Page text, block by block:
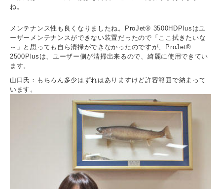
ね。
メンテナンス性も良くなりましたね。ProJet® 3500HDPlusはユ
ーザーメンテナンスができない装置だったので「ここ拭きたいな
～」と思っても自ら清掃ができなかったのですが、ProJet®
2500Plusは、ユーザー側が清掃出来るので、綺麗に使用できてい
ます。
山口氏：もちろん多少はずれはありますけど許容範囲で納まって
います。